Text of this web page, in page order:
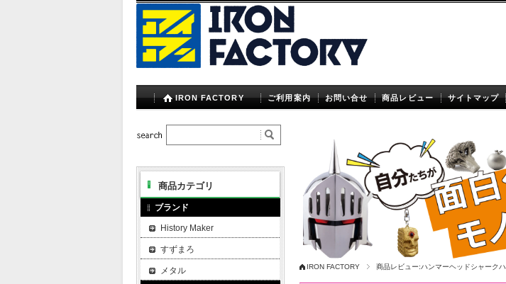
IRON FACTORY ご利用案内 お問い合せ 商品レビュー サイトマップ
IRON FACTORY 商品レビュー:ハンマーヘッドシャーク
商品カテゴリ
ブランド
History Maker
すずまろ
メタル